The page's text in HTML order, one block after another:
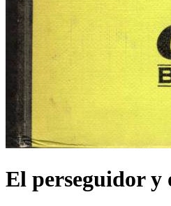
El perseguidor y